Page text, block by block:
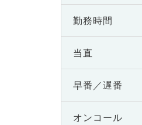
勤務時間
当直
早番／遅番
オンコール